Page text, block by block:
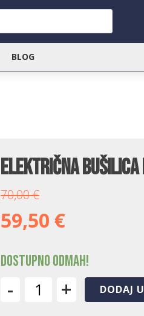
BLOG
Električna bušilica
70,00€
59,50 €
Dostupno odmah!
- + DODAJ